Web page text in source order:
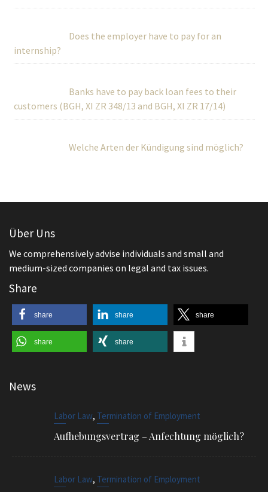
Does the employer have to pay for an
internship?
Banks have to pay back loan fees to their
customers (BGH, XI ZR 348/13 and BGH, XI ZR 17/14)
Welche Arten der Kündigung sind möglich?
Über Uns
We comprehensively advise individuals and small and
medium-sized companies on legal and tax issues.
Share
share share share
share share
News
Labor Law, Termination of Employment
Aufhebungsvertrag – Anfechtung möglich?
Labor Law, Termination of Employment